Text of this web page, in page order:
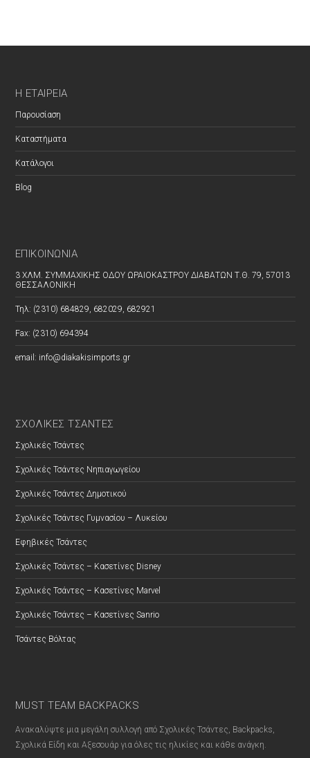
Η ΕΤΑΙΡΕΊΑ
Παρουσίαση
Καταστήματα
Κατάλογοι
Blog
ΕΠΙΚΟΙΝΩΝΊΑ
3 ΧΛΜ. ΣΥΜΜΑΧΙΚΗΣ ΟΔΟΥ ΩΡΑΙΟΚΑΣΤΡΟΥ ΔΙΑΒΑΤΩΝ Τ.Θ. 79, 57013
ΘΕΣΣΑΛΟΝΙΚΗ
Τηλ: (2310) 684829, 682029, 682921
Fax: (2310) 694394
email: info@diakakisimports.gr
ΣΧΟΛΙΚΕΣ ΤΣΑΝΤΕΣ
Σχολικές Τσάντες
Σχολικές Τσάντες Νηπιαγωγείου
Σχολικές Τσάντες Δημοτικού
Σχολικές Τσάντες Γυμνασίου – Λυκείου
Εφηβικές Τσάντες
Σχολικές Τσάντες – Κασετίνες Disney
Σχολικές Τσάντες – Κασετίνες Marvel
Σχολικές Τσάντες – Κασετίνες Sanrio
Τσάντες Βόλτας
MUST TEAM BACKPACKS
Ανακαλύψτε μια μεγάλη συλλογή από Σχολικές Τσάντες, Backpacks,
Σχολικά Είδη και Αξεσουάρ για όλες τις ηλικίες και κάθε ανάγκη.